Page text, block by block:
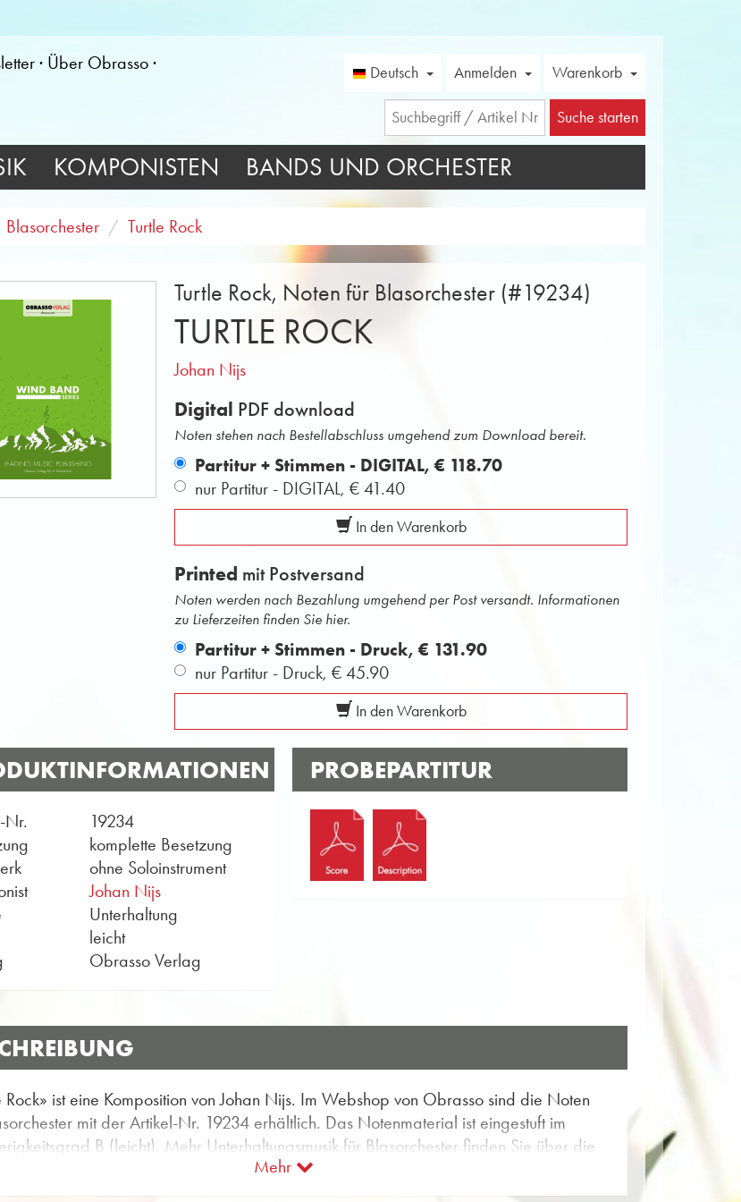
Über Obrasso
Deutsch Anmelden Warenkorb
Suche starten
KOMPONISTEN BANDS UND ORCHESTER
Blasorchester Turtle Rock
Turtle Rock, Noten für Blasorchester (#19234)
TURTLE ROCK
Johan Nijs
Digital PDF download
Noten stehen nach Bestellabschluss umgehend zum Download bereit.
Partitur + Stimmen - DIGITAL,€ 118.70
nur Partitur - DIGITAL,€ 41.40
In den Warenkorb
Printed mit Postversand
Noten werden nach Bezahlung umgehend per Post versandt. Informationen
zu Lieferzeiten finden Sie hier.
Partitur + Stimmen - Druck,€ 131.90
nur Partitur - Druck,€ 45.90
In den Warenkorb
Nr.
19234
komplette Besetzung
ohne Soloinstrument
Johan Nijs
Unterhaltung
leicht
Obrasso Verlag
PROBEPARTITUR
Rock» ist eine Komposition von Johan Nijs. Im Webshop von Obrasso sind die Noten
mit der Artikel-Nr. 19234 erhältlich. Das Notenmaterial ist eingestuft im
B (leicht). Mehr Unterhaltungsmusik für Blasorchester finden Sie über die
Mehr